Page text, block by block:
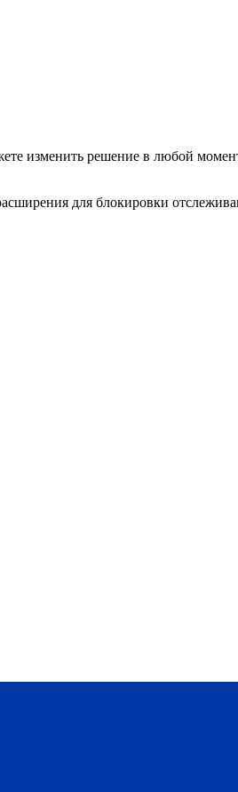
изменить решение в любой
для блокировки